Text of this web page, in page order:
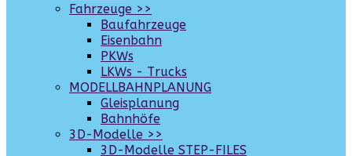
Fahrzeuge >>
Baufahrzeuge
Eisenbahn
PKWs
LKWs - Trucks
MODELLBAHNPLANUNG
Gleisplanung
Bahnhöfe
3D-Modelle >>
3D-Modelle STEP-FILES